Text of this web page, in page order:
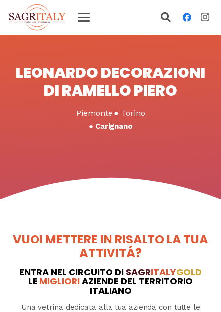
LEONARDO DECORAZIONI
DI RAMELLO PIERO
Piemonte ● Torino
● Carignano
VUOI METTERE IN RISALTO LA TUA
ATTIVITÁ?
ENTRA NEL CIRCUITO DI SAGRITALYGOLD
LE MIGLIORIAZIENDE DEL TERRITORIO
ITALIANO
Una vetrina dedicata alla tua azienda con tutte le